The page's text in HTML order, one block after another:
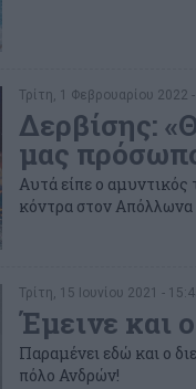
Τρίτη, 1 Φεβρουαρίου 2022
Δερβίσης:
μας
Αυτά είπε ο
κόντρα στον
Τρίτη, 15 Ιουνίου 2021 -
Έμεινε και
Παραμένει εδώ και ο
πόλο Ανδρών!